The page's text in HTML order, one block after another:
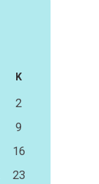
Κ
2
9
16
23